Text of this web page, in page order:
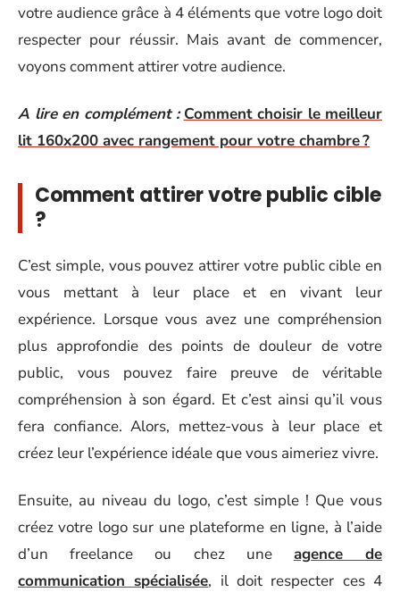
votre audience grâce à 4 éléments que votre logo doit
respecter pour réussir. Mais avant de commencer,
voyons comment attirer votre audience.
A lire en complément : Comment choisir le meilleur
lit 160x200 avec rangement pour votre chambre ?
Comment attirer votre public cible
?
C’est simple, vous pouvez attirer votre public cible en
vous mettant à leur place et en vivant leur
expérience. Lorsque vous avez une compréhension
plus approfondie des points de douleur de votre
public, vous pouvez faire preuve de véritable
compréhension à son égard. Et c’est ainsi qu’il vous
fera confiance. Alors, mettez-vous à leur place et
créez leur l’expérience idéale que vous aimeriez vivre.
Ensuite, au niveau du logo, c’est simple ! Que vous
créez votre logo sur une plateforme en ligne, à l’aide
d’un freelance ou chez une agence de
communication spécialisée, il doit respecter ces 4